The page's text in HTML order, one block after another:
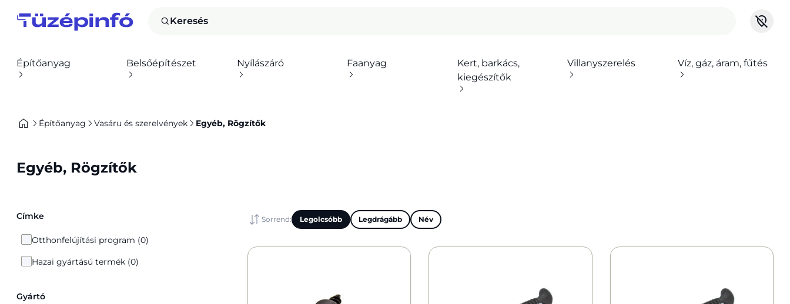
Keresés
Építőanyag Belsőépítészet Nyílászáró Faanyag
Kert, barkács,
kiegészítők
Villanyszerelés Víz, gáz, áram, fűtés
Építőanyag Vasáru és szerelvények Egyéb, Rögzítők
Egyéb, Rögzítők
Címke
Otthonfelújítási program (0)
Hazai gyártású termék (0)
Gyártó
Sorrend: Legolcsóbb Legdrágább Név